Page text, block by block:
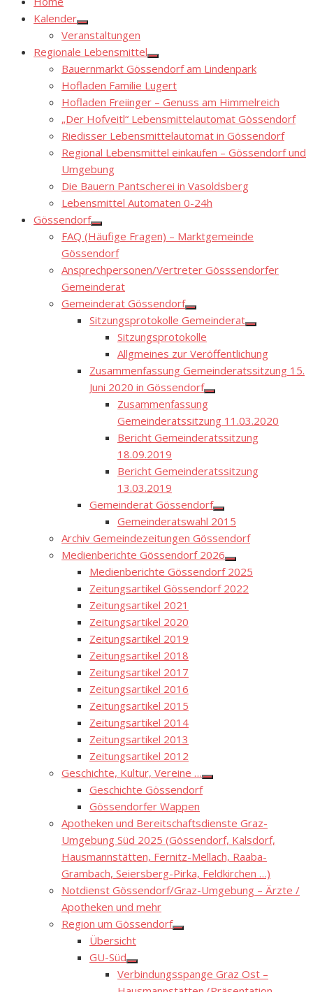
Kalender
Show
sub
menu
Veranstaltungen
Regionale Lebensmittel
Show
sub
menu
Bauernmarkt Gössendorf am Lindenpark
Hofladen Familie Lugert
Hofladen Freiinger – Genuss am Himmelreich
„Der Hofveitl“ Lebensmittelautomat Gössendorf
Riedisser Lebensmittelautomat in Gössendorf
Regional Lebensmittel einkaufen – Gössendorf und
Umgebung
Die Bauern Pantscherei in Vasoldsberg
Lebensmittel Automaten 0-24h
Gössendorf
Show
sub
menu
FAQ (Häufige Fragen) – Marktgemeinde
Gössendorf
Ansprechpersonen/Vertreter Gösssendorfer
Gemeinderat
Gemeinderat Gössendorf
Show
sub
menu
Sitzungsprotokolle Gemeinderat
Show
menu
Sitzungsprotokolle
Allgmeines zur Veröffentlichung
Zusammenfassung Gemeinderatssitzung 15.
Juni 2020 in Gössendorf
Show
menu
Zusammenfassung
Gemeinderatssitzung 11.03.2020
Bericht Gemeinderatssitzung
18.09.2019
Bericht Gemeinderatssitzung
13.03.2019
Gemeinderat Gössendorf
Show
sub
menu
Gemeinderatswahl 2015
Archiv Gemeindezeitungen Gössendorf
Medienberichte Gössendorf 2026
Show
sub
menu
Medienberichte Gössendorf 2025
Zeitungsartikel Gössendorf 2022
Zeitungsartikel 2021
Zeitungsartikel 2020
Zeitungsartikel 2019
Zeitungsartikel 2018
Zeitungsartikel 2017
Zeitungsartikel 2016
Zeitungsartikel 2015
Zeitungsartikel 2014
Zeitungsartikel 2013
Zeitungsartikel 2012
Geschichte, Kultur, Vereine …
Show
Geschichte Gössendorf
Gössendorfer Wappen
Apotheken und Bereitschaftsdienste Graz-
Umgebung Süd 2025 (Gössendorf, Kalsdorf,
Hausmannstätten, Fernitz-Mellach, Raaba-
Grambach, Seiersberg-Pirka, Feldkirchen …)
Notdienst Gössendorf/Graz-Umgebung – Ärzte /
Apotheken und mehr
Region um Gössendorf
Show
Übersicht
GU-Süd
Show
sub
menu
Verbindungsspange Graz Ost –